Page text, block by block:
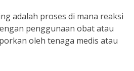
adalah proses di mana reaksi
penggunaan obat atau
oleh tenaga medis atau